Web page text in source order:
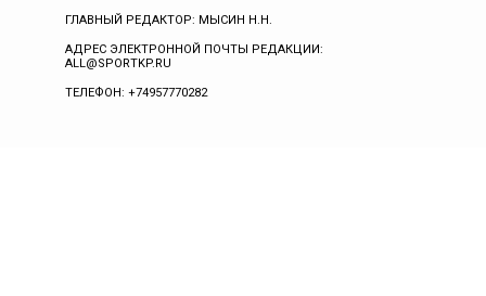
ГЛАВНЫЙ РЕДАКТОР: МЫСИН Н.Н.
АДРЕС ЭЛЕКТРОННОЙ ПОЧТЫ РЕДАКЦИИ:
ALL@SPORTKP.RU
ТЕЛЕФОН: +74957770282